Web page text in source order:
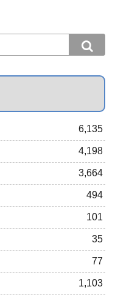
6,135
4,198
3,664
494
101
35
77
1,103